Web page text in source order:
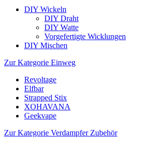
DIY Wickeln
DIY Draht
DIY Watte
Vorgefertigte Wicklungen
DIY Mischen
Zur Kategorie Einweg
Revoltage
Elfbar
Strapped Stix
XOHAVANA
Geekvape
Zur Kategorie Verdampfer Zubehör